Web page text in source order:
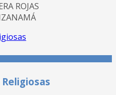
ROJAS